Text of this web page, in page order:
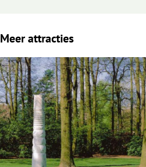
Meer attracties